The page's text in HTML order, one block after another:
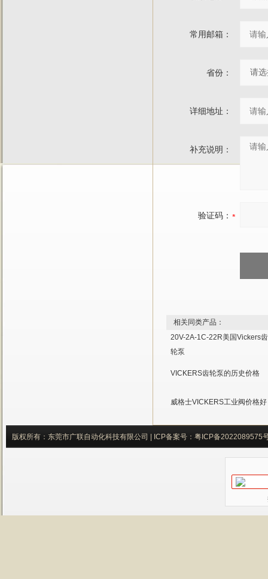
常用邮箱：
省份：
详细地址：
补充说明：
验证码：
相关同类产品：
20V-2A-1C-22R美国Vickers齿
轮泵
VICKERS齿轮泵的历史价格
威格士VICKERS工业阀价格好
版权所有：东莞市广联自动化科技有限公司 | ICP备案号： 粤ICP备2022089575